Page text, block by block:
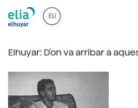
EU
Elhuyar: D'on va arribar a